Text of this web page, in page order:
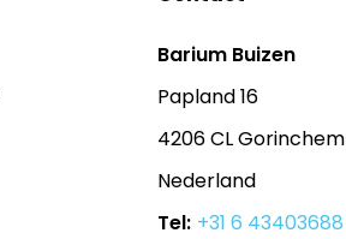
Barium Buizen
Papland 16
4206 CL Gorinchem
Nederland
Tel: +31 6 43403688